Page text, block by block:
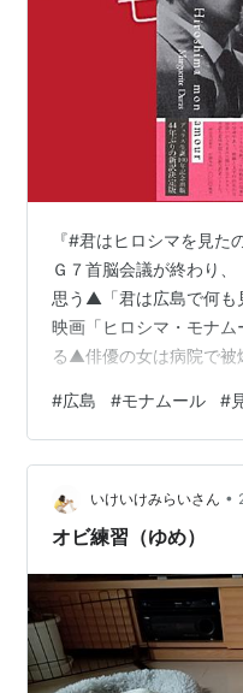
『#君はヒロシマを見
Ｇ７首脳会議が終わり
思う▲「君は広島で何も
映画「ヒロシマ・モナ
る▲俳優の女は病院で被
えるのか―▲Ｇ７や招待
た。ゼレンスキー大統
された展示物だ▲米国の
預かっているバイデン大
嫌ったようだ▲裏返せば
#広島 #モナムール #
いけいけみらいさん •
オビ練習（ゆめ）